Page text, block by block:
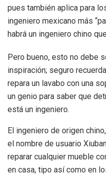
pues también aplica para
ingeniero mexicano más
habrá un ingeniero chino
Pero bueno, esto no debe
inspiración; seguro
repara un lavabo con una
un genio para saber que
está un ingeniero.
El ingeniero de origen
el nombre de usuario
reparar cualquier mueble
en casa, tipo así como en